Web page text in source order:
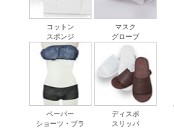
コットン
スポンジ
マスク
グローブ
ペーパー
ショーツ・ブラ
ディスポ
スリッパ